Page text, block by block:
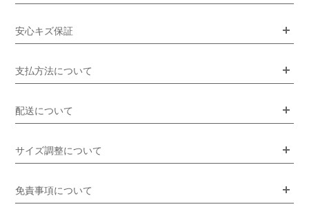
安心キズ保証
支払方法について
配送について
サイズ調整について
免責事項について